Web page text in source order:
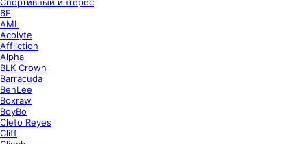
6F
AML
Acolyte
Affliction
Alpha
BLK Crown
Barracuda
BenLee
Boxraw
BoyBo
Cleto Reyes
Cliff